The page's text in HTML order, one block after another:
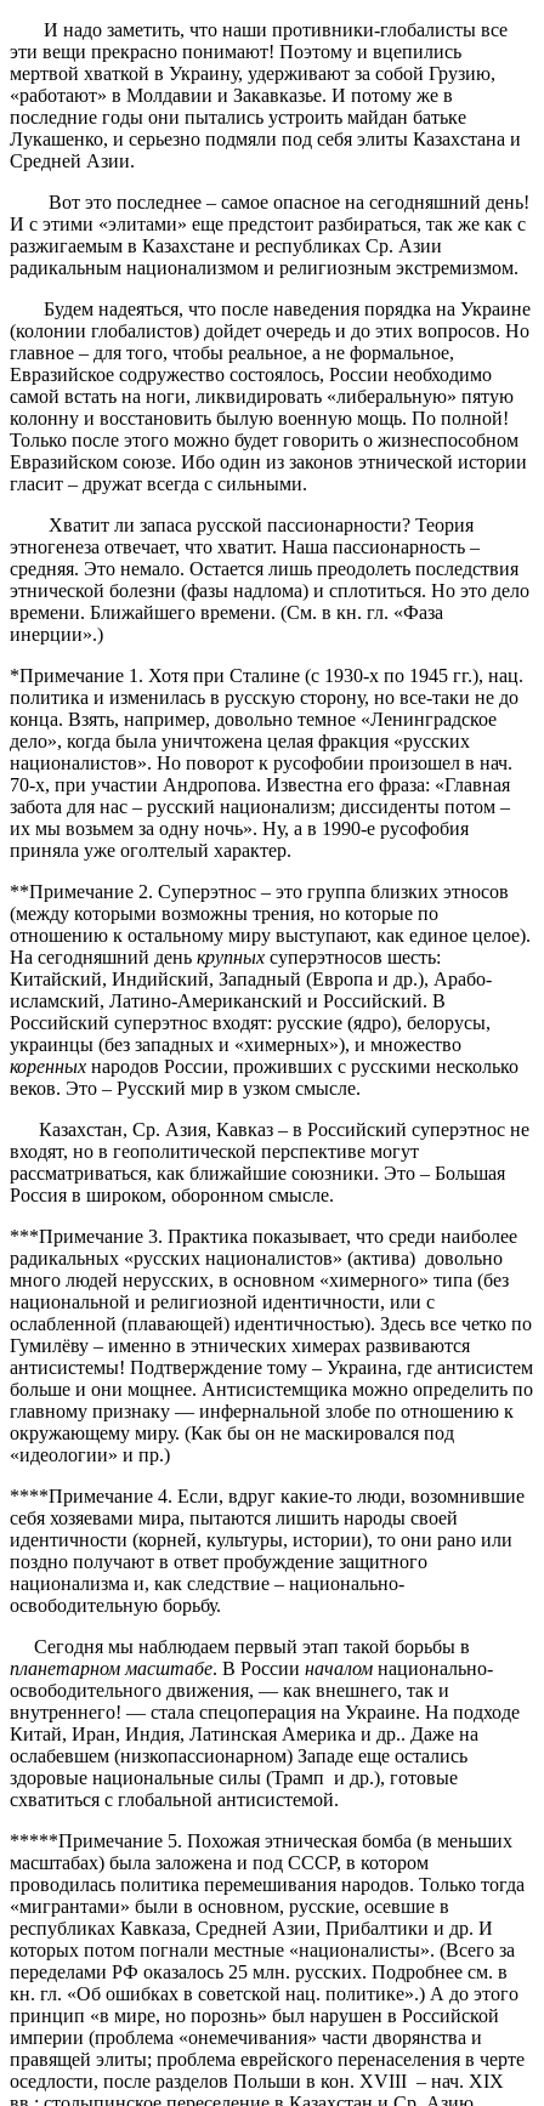
И надо заметить, что наши противники-глобалисты все
эти вещи прекрасно понимают! Поэтому и вцепились
мертвой хваткой в Украину, удерживают за собой Грузию,
«работают» в Молдавии и Закавказье. И потому же в
последние годы они пытались устроить майдан батьке
Лукашенко, и серьезно подмяли под себя элиты Казахстана и
Средней Азии.
Вот это последнее – самое опасное на сегодняшний день!
И с этими «элитами» еще предстоит разбираться, так же как с
разжигаемым в Казахстане и республиках Ср. Азии
радикальным национализмом и религиозным экстремизмом.
Будем надеяться, что после наведения порядка на Украине
(колонии глобалистов) дойдет очередь и до этих вопросов. Но
главное – для того, чтобы реальное, а не формальное,
Евразийское содружество состоялось, России необходимо
самой встать на ноги, ликвидировать «либеральную» пятую
колонну и восстановить былую военную мощь. По полной!
Только после этого можно будет говорить о жизнеспособном
Евразийском союзе. Ибо один из законов этнической истории
гласит – дружат всегда с сильными.
Хватит ли запаса русской пассионарности? Теория
этногенеза отвечает, что хватит. Наша пассионарность –
средняя. Это немало. Остается лишь преодолеть последствия
этнической болезни (фазы надлома) и сплотиться. Но это дело
времени. Ближайшего времени. (См. в кн. гл. «Фаза
инерции».)
*Примечание 1. Хотя при Сталине (с 1930-х по 1945 гг.), нац.
политика и изменилась в русскую сторону, но все-таки не до
конца. Взять, например, довольно темное «Ленинградское
дело», когда была уничтожена целая фракция «русских
националистов». Но поворот к русофобии произошел в нач.
70-х, при участии Андропова. Известна его фраза: «Главная
забота для нас – русский национализм; диссиденты потом –
их мы возьмем за одну ночь». Ну, а в 1990-е русофобия
приняла уже оголтелый характер.
**Примечание 2. Суперэтнос – это группа близких этносов
(между которыми возможны трения, но которые по
отношению к остальному миру выступают, как единое целое).
На сегодняшний день крупных суперэтносов шесть:
Китайский, Индийский, Западный (Европа и др.), Арабо-
исламский, Латино-Американский и Российский. В
Российский суперэтнос входят: русские (ядро), белорусы,
украинцы (без западных и «химерных»), и множество
коренных народов России, проживших с русскими несколько
веков. Это – Русский мир в узком смысле.
Казахстан, Ср. Азия, Кавказ – в Российский суперэтнос не
входят, но в геополитической перспективе могут
рассматриваться, как ближайшие союзники. Это – Большая
Россия в широком, оборонном смысле.
***Примечание 3. Практика показывает, что среди наиболее
радикальных «русских националистов» (актива) довольно
много людей нерусских, в основном «химерного» типа (без
национальной и религиозной идентичности, или с
ослабленной (плавающей) идентичностью). Здесь все четко по
Гумилёву – именно в этнических химерах развиваются
антисистемы! Подтверждение тому – Украина, где антисистем
больше и они мощнее. Антисистемщика можно определить по
главному признаку — инфернальной злобе по отношению к
окружающему миру. (Как бы он не маскировался под
«идеологии» и пр.)
****Примечание 4. Если, вдруг какие-то люди, возомнившие
себя хозяевами мира, пытаются лишить народы своей
идентичности (корней, культуры, истории), то они рано или
поздно получают в ответ пробуждение защитного
национализма и, как следствие – национально-
освободительную борьбу.
Сегодня мы наблюдаем первый этап такой борьбы в
планетарном масштабе. В России началом национально-
освободительного движения, — как внешнего, так и
внутреннего! — стала спецоперация на Украине. На подходе
Китай, Иран, Индия, Латинская Америка и др.. Даже на
ослабевшем (низкопассионарном) Западе еще остались
здоровые национальные силы (Трамп и др.), готовые
схватиться с глобальной антисистемой.
*****Примечание 5. Похожая этническая бомба (в меньших
масштабах) была заложена и под СССР, в котором
проводилась политика перемешивания народов. Только тогда
«мигрантами» были в основном, русские, осевшие в
республиках Кавказа, Средней Азии, Прибалтики и др. И
которых потом погнали местные «националисты». (Всего за
переделами РФ оказалось 25 млн. русских. Подробнее см. в
кн. гл. «Об ошибках в советской нац. политике».) А до этого
принцип «в мире, но порознь» был нарушен в Российской
империи (проблема «онемечивания» части дворянства и
правящей элиты; проблема еврейского перенаселения в черте
оседлости, после разделов Польши в кон. XVIII – нач. XIX